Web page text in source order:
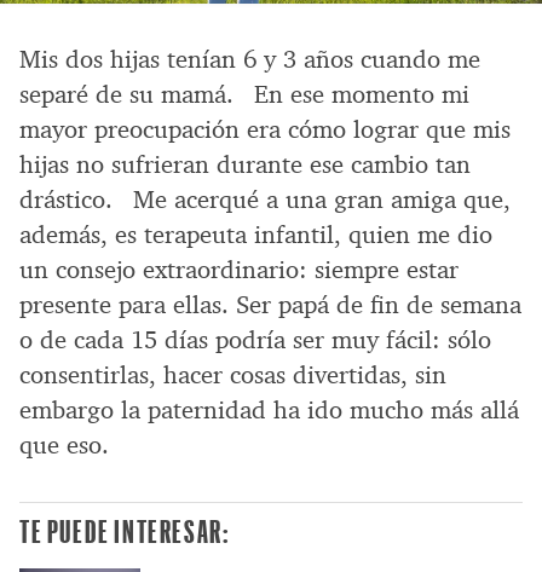
Mis dos hijas tenían 6 y 3 años cuando me
separé de su mamá. En ese momento mi
mayor preocupación era cómo lograr que mis
hijas no sufrieran durante ese cambio tan
drástico. Me acerqué a una gran amiga que,
además, es terapeuta infantil, quien me dio
un consejo extraordinario: siempre estar
presente para ellas. Ser papá de fin de semana
o de cada 15 días podría ser muy fácil: sólo
consentirlas, hacer cosas divertidas, sin
embargo la paternidad ha ido mucho más allá
que eso.
TE PUEDE INTERESAR: